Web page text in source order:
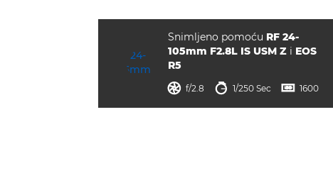
Snimljeno pomoću RF 24-
105mm F2.8L IS USM Z i EOS
R5
otvor blende
 f/2.8 brzina zatvarača
 1/250 Sec ISO
 1600